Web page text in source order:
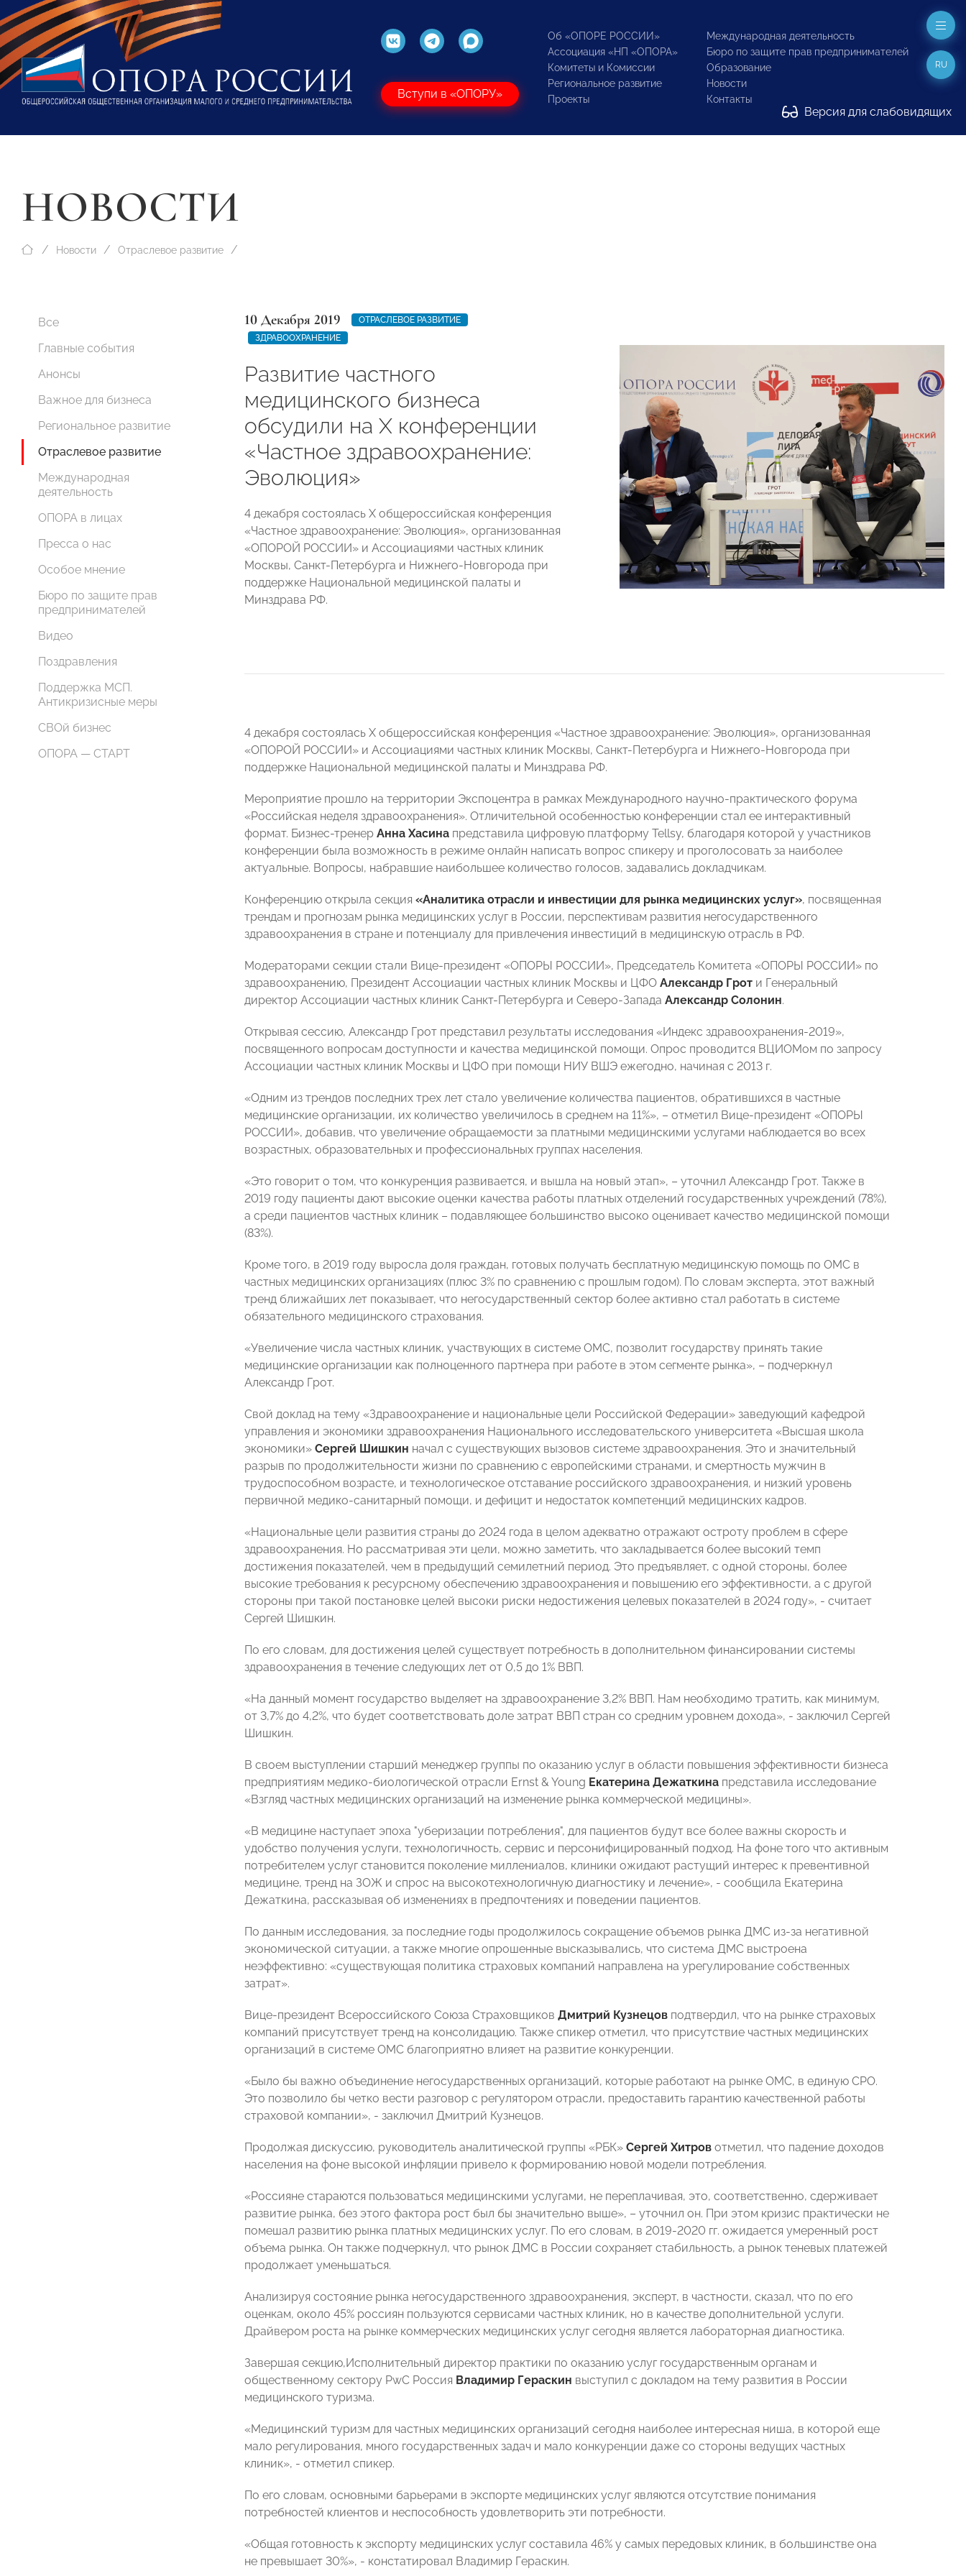
Вступи в «ОПОРУ»
Об «ОПОРЕ РОССИИ»
Ассоциация «НП «ОПОРА»
Комитеты и Комиссии
Региональное развитие
Проекты
Международная деятельность
Бюро по защите прав предпринимателей
Образование
Новости
Контакты
Версия для слабовидящих
RU
НОВОСТИ
Новости Отраслевое развитие
Все
Главные события
Анонсы
Важное для бизнеса
Региональное развитие
Отраслевое развитие
Международная
деятельность
ОПОРА в лицах
Пресса о нас
Особое мнение
Бюро по защите прав
предпринимателей
Видео
Поздравления
Поддержка МСП.
Антикризисные меры
СВОй бизнес
ОПОРА — СТАРТ
10 Декабря 2019
ОТРАСЛЕВОЕ РАЗВИТИЕ
ЗДРАВООХРАНЕНИЕ
Развитие частного
медицинского бизнеса
обсудили на X конференции
«Частное здравоохранение:
Эволюция»
4 декабря состоялась X общероссийская конференция
«Частное здравоохранение: Эволюция», организованная
«ОПОРОЙ РОССИИ» и Ассоциациями частных клиник
Москвы, Санкт-Петербурга и Нижнего-Новгорода при
поддержке Национальной медицинской палаты и
Минздрава РФ.
4 декабря состоялась X общероссийская конференция «Частное здравоохранение: Эволюция», организованная
«ОПОРОЙ РОССИИ» и Ассоциациями частных клиник Москвы, Санкт-Петербурга и Нижнего-Новгорода при
поддержке Национальной медицинской палаты и Минздрава РФ.
Мероприятие прошло на территории Экспоцентра в рамках Международного научно-практического форума
«Российская неделя здравоохранения». Отличительной особенностью конференции стал ее интерактивный
формат. Бизнес-тренер Анна Хасина представила цифровую платформу Tellsy, благодаря которой у участников
конференции была возможность в режиме онлайн написать вопрос спикеру и проголосовать за наиболее
актуальные. Вопросы, набравшие наибольшее количество голосов, задавались докладчикам.
Конференцию открыла секция «Аналитика отрасли и инвестиции для рынка медицинских услуг», посвященная
трендам и прогнозам рынка медицинских услуг в России, перспективам развития негосударственного
здравоохранения в стране и потенциалу для привлечения инвестиций в медицинскую отрасль в РФ.
Модераторами секции стали Вице-президент «ОПОРЫ РОССИИ», Председатель Комитета «ОПОРЫ РОССИИ» по
здравоохранению, Президент Ассоциации частных клиник Москвы и ЦФО Александр Грот и Генеральный
директор Ассоциации частных клиник Санкт-Петербурга и Северо-Запада Александр Солонин.
Открывая сессию, Александр Грот представил результаты исследования «Индекс здравоохранения-2019»,
посвященного вопросам доступности и качества медицинской помощи. Опрос проводится ВЦИОМом по запросу
Ассоциации частных клиник Москвы и ЦФО при помощи НИУ ВШЭ ежегодно, начиная с 2013 г.
«Одним из трендов последних трех лет стало увеличение количества пациентов, обратившихся в частные
медицинские организации, их количество увеличилось в среднем на 11%», – отметил Вице-президент «ОПОРЫ
РОССИИ», добавив, что увеличение обращаемости за платными медицинскими услугами наблюдается во всех
возрастных, образовательных и профессиональных группах населения.
«Это говорит о том, что конкуренция развивается, и вышла на новый этап», – уточнил Александр Грот. Также в
2019 году пациенты дают высокие оценки качества работы платных отделений государственных учреждений (78%),
а среди пациентов частных клиник – подавляющее большинство высоко оценивает качество медицинской помощи
(83%).
Кроме того, в 2019 году выросла доля граждан, готовых получать бесплатную медицинскую помощь по ОМС в
частных медицинских организациях (плюс 3% по сравнению с прошлым годом). По словам эксперта, этот важный
тренд ближайших лет показывает, что негосударственный сектор более активно стал работать в системе
обязательного медицинского страхования.
«Увеличение числа частных клиник, участвующих в системе ОМС, позволит государству принять такие
медицинские организации как полноценного партнера при работе в этом сегменте рынка», – подчеркнул
Александр Грот.
Свой доклад на тему «Здравоохранение и национальные цели Российской Федерации» заведующий кафедрой
управления и экономики здравоохранения Национального исследовательского университета «Высшая школа
экономики» Сергей Шишкин начал с существующих вызовов системе здравоохранения. Это и значительный
разрыв по продолжительности жизни по сравнению с европейскими странами, и смертность мужчин в
трудоспособном возрасте, и технологическое отставание российского здравоохранения, и низкий уровень
первичной медико-санитарный помощи, и дефицит и недостаток компетенций медицинских кадров.
«Национальные цели развития страны до 2024 года в целом адекватно отражают остроту проблем в сфере
здравоохранения. Но рассматривая эти цели, можно заметить, что закладывается более высокий темп
достижения показателей, чем в предыдущий семилетний период. Это предъявляет, с одной стороны, более
высокие требования к ресурсному обеспечению здравоохранения и повышению его эффективности, а с другой
стороны при такой постановке целей высоки риски недостижения целевых показателей в 2024 году», - считает
Сергей Шишкин.
По его словам, для достижения целей существует потребность в дополнительном финансировании системы
здравоохранения в течение следующих лет от 0,5 до 1% ВВП.
«На данный момент государство выделяет на здравоохранение 3,2% ВВП. Нам необходимо тратить, как минимум,
от 3,7% до 4,2%, что будет соответствовать доле затрат ВВП стран со средним уровнем дохода», - заключил Сергей
Шишкин.
В своем выступлении старший менеджер группы по оказанию услуг в области повышения эффективности бизнеса
предприятиям медико-биологической отрасли Ernst & Young Екатерина Дежаткина представила исследование
«Взгляд частных медицинских организаций на изменение рынка коммерческой медицины».
«В медицине наступает эпоха "уберизации потребления", для пациентов будут все более важны скорость и
удобство получения услуги, технологичность, сервис и персонифицированный подход. На фоне того что активным
потребителем услуг становится поколение миллениалов, клиники ожидают растущий интерес к превентивной
медицине, тренд на ЗОЖ и спрос на высокотехнологичную диагностику и лечение», - сообщила Екатерина
Дежаткина, рассказывая об изменениях в предпочтениях и поведении пациентов.
По данным исследования, за последние годы продолжилось сокращение объемов рынка ДМС из-за негативной
экономической ситуации, а также многие опрошенные высказывались, что система ДМС выстроена
неэффективно: «существующая политика страховых компаний направлена на урегулирование собственных
затрат».
Вице-президент Всероссийского Союза Страховщиков Дмитрий Кузнецов подтвердил, что на рынке страховых
компаний присутствует тренд на консолидацию. Также спикер отметил, что присутствие частных медицинских
организаций в системе ОМС благоприятно влияет на развитие конкуренции.
«Было бы важно объединение негосударственных организаций, которые работают на рынке ОМС, в единую СРО.
Это позволило бы четко вести разговор с регулятором отрасли, предоставить гарантию качественной работы
страховой компании», - заключил Дмитрий Кузнецов.
Продолжая дискуссию, руководитель аналитической группы «РБК» Сергей Хитров отметил, что падение доходов
населения на фоне высокой инфляции привело к формированию новой модели потребления.
«Россияне стараются пользоваться медицинскими услугами, не переплачивая, это, соответственно, сдерживает
развитие рынка, без этого фактора рост был бы значительно выше», – уточнил он. При этом кризис практически не
помешал развитию рынка платных медицинских услуг. По его словам, в 2019-2020 гг. ожидается умеренный рост
объема рынка. Он также подчеркнул, что рынок ДМС в России сохраняет стабильность, а рынок теневых платежей
продолжает уменьшаться.
Анализируя состояние рынка негосударственного здравоохранения, эксперт, в частности, сказал, что по его
оценкам, около 45% россиян пользуются сервисами частных клиник, но в качестве дополнительной услуги.
Драйвером роста на рынке коммерческих медицинских услуг сегодня является лабораторная диагностика.
Завершая секцию,Исполнительный директор практики по оказанию услуг государственным органам и
общественному сектору PwC Россия Владимир Гераскин выступил с докладом на тему развития в России
медицинского туризма.
«Медицинский туризм для частных медицинских организаций сегодня наиболее интересная ниша, в которой еще
мало регулирования, много государственных задач и мало конкуренции даже со стороны ведущих частных
клиник», - отметил спикер.
По его словам, основными барьерами в экспорте медицинских услуг являются отсутствие понимания
потребностей клиентов и неспособность удовлетворить эти потребности.
«Общая готовность к экспорту медицинских услуг составила 46% у самых передовых клиник, в большинстве она
не превышает 30%», - констатировал Владимир Гераскин.